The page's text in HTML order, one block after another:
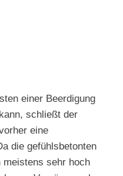
einer Beerdigung
schließt der
eine
die gefühlsbetonten
meistens sehr hoch